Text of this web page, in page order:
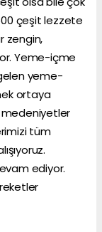
çeşit lezzete
zengin,
Yeme-içme
yeme-
ortaya
medeniyetler
tüm
ediyor.